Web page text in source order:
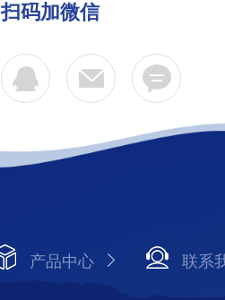
扫码加微信
产品中心 联系